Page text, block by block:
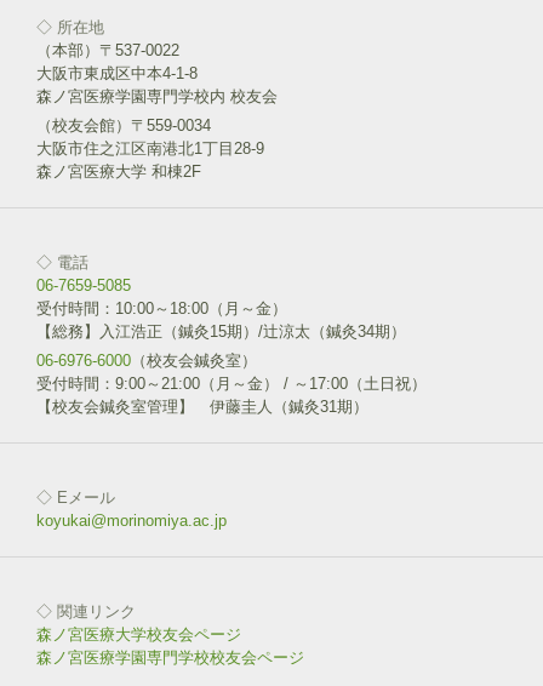
◇ 所在地
（本部）〒537-0022
大阪市東成区中本4-1-8
森ノ宮医療学園専門学校内 校友会
（校友会館）〒559-0034
大阪市住之江区南港北1丁目28-9
森ノ宮医療大学 和棟2F
◇ 電話
06-7659-5085
受付時間：10:00～18:00（月～金）
【総務】入江浩正（鍼灸15期）/辻涼太（鍼灸34期）
06-6976-6000 （校友会鍼灸室）
受付時間：9:00～21:00（月～金） / ～17:00（土日祝）
【校友会鍼灸室管理】 伊藤圭人（鍼灸31期）
◇ Eメール
koyukai@morinomiya.ac.jp
◇ 関連リンク
森ノ宮医療大学校友会ページ
森ノ宮医療学園専門学校校友会ページ